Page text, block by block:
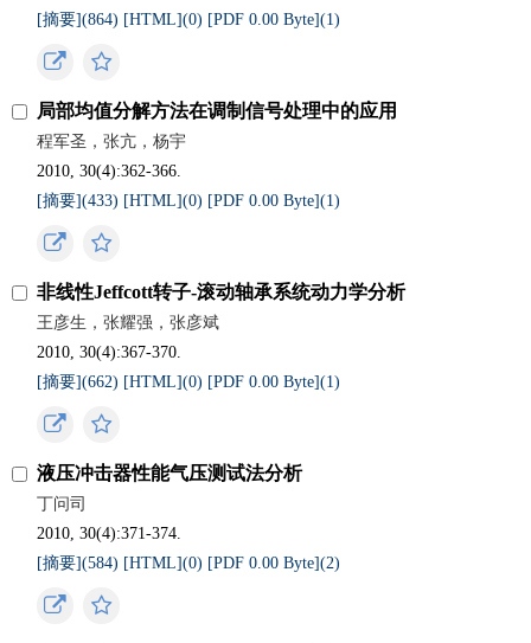
[摘要](864) [HTML](0) [PDF 0.00 Byte](1)
局部均值分解方法在调制信号处理中的应用
程军圣，张亢，杨宇
2010, 30(4):362-366.
[摘要](433) [HTML](0) [PDF 0.00 Byte](1)
非线性Jeffcott转子-滚动轴承系统动力学分析
王彦生，张耀强，张彦斌
2010, 30(4):367-370.
[摘要](662) [HTML](0) [PDF 0.00 Byte](1)
液压冲击器性能气压测试法分析
丁问司
2010, 30(4):371-374.
[摘要](584) [HTML](0) [PDF 0.00 Byte](2)